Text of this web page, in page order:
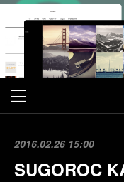
2016.02.26 15:00
SUGOROC